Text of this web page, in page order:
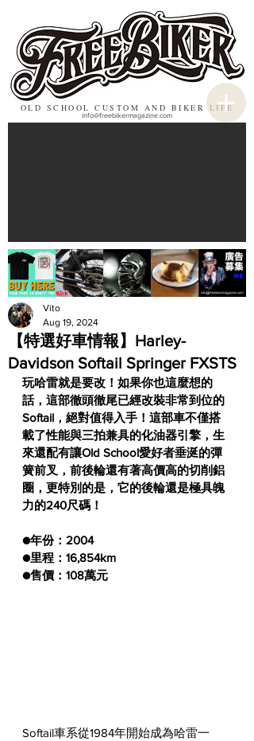
OLD SCHOOL CUSTOM AND BIKER LIFE
info@freebikermagazine.com
【特選好車情報】Harley-
Davidson Softail Springer FXSTS
Vito
Aug 19, 2024
玩哈雷就是要改！如果你也這麼想的
話，這部徹頭徹尾已經改裝非常到位的
Softail，絕對值得入手！這部車不僅搭
載了性能與三拍兼具的化油器引擎，生
來還配有讓Old School愛好者垂涎的彈
簧前叉，前後輪還有著高價高的切削鋁
圈，更特別的是，它的後輪還是極具魄
力的240尺碼！
●年份：2004
●里程：16,854km
●售價：108萬元
Softail車系從1984年開始成為哈雷一